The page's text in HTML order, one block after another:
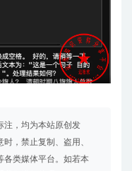
注，均为本站原创发
，禁止复制、盗用、
各类媒体平台。如若本